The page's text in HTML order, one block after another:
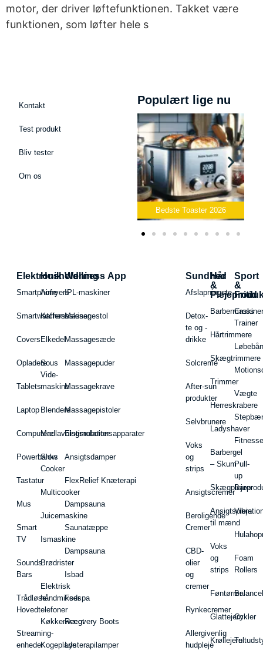
motor, der driver løftefunktionen. Takket være
funktionen, som løfter hele s
Kontakt
Test produkt
Bliv tester
Om os
Populært lige nu
Bedste Toaster 2026 Bedste Elkedel
Elektronik
Smartphone
Smartwatches
Covers
Opladere
Tablets
Laptop
Computere
Powerbanks
Tastatur
Mus
Smart
TV
Sounds
Bars
Trådløse
Hovedtelefoner
Streaming-
enheder
Husholdning
Airfryers
Kaffemaskiner
Elkedel
Sous
Vide-
maskine
Blendere
Madlavningsrobotter
Slow
Cooker
Multicooker
Juicemaskine
Ismaskine
Brødrister
Elektrisk
håndmikser
Køkkenvægt
Kogeplade
Wellness App
IPL-maskiner
Massagestol
Massagesæde
Massagepuder
Massagekrave
Massagepistoler
Elstimulationsapparater
Ansigtsdamper
FlexRelief Knæterapi
Dampsauna
Saunatæppe
Dampsauna
Isbad
Fodspa
Recovery Boots
Lysterapilamper
Sundhed
Afslapningste
Detox-
te og -
drikke
Solcreme
After-sun
produkter
Selvbrunere
Voks
og
strips
Ansigtscremer
Beroligende
Cremer
CBD-
olier
og
cremer
Rynkecremer
Allergivenlig
hudpleje
Hår
&
Hårtrimmere
Skægtrimmere
Trimmer
Herreskrabere
Ladyshaver
Barbergel
– Skum
Ansigtspleje
til mænd
Voks
og
strips
Føntørrer
Glattejern
Krøllejern
Sport
&
Fritid
Cross
Trainer
Vægte
Pull-
up
Barer
Foam
Rollers
Cykler